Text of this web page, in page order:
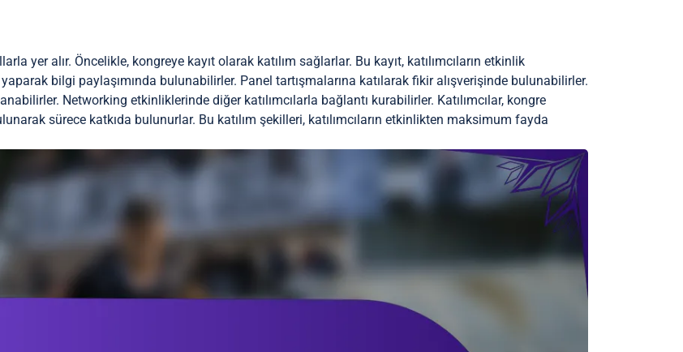
yer alır. Öncelikle, kongreye kayıt olarak katılım sağlarlar. Bu kayıt, katılımcıların etkinlik
bilgi paylaşımında bulunabilirler. Panel tartışmalarına katılarak fikir alışverişinde bulunabilirler.
Networking etkinliklerinde diğer katılımcılarla bağlantı kurabilirler. Katılımcılar, kongre
sürece katkıda bulunurlar. Bu katılım şekilleri, katılımcıların etkinlikten maksimum fayda